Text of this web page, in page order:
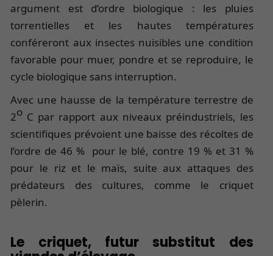
argument est d’ordre biologique : les pluies
torrentielles et les hautes températures
conféreront aux insectes nuisibles une condition
favorable pour muer, pondre et se reproduire, le
cycle biologique sans interruption.
Avec une hausse de la température terrestre de
2o C par rapport aux niveaux préindustriels, les
scientifiques prévoient une baisse des récoltes de
l’ordre de 46 % pour le blé, contre 19 % et 31 %
pour le riz et le maïs, suite aux attaques des
prédateurs des cultures, comme le criquet
pèlerin.
Le criquet, futur substitut des